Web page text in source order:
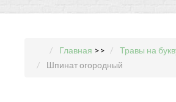
Главная >> Травы на
Шпинат огородный